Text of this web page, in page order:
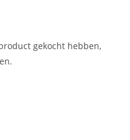
gekocht hebben,